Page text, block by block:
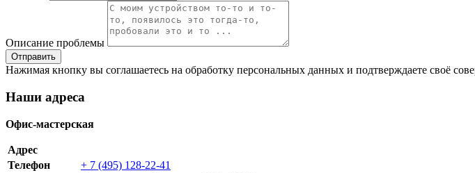
Описание проблемы
Нажимая кнопку вы соглашаетесь на обработку персональных данных и подтверждаете своё
Наши адреса
Офис-мастерская
Адрес
Телефон
+ 7 (495) 128-22-41